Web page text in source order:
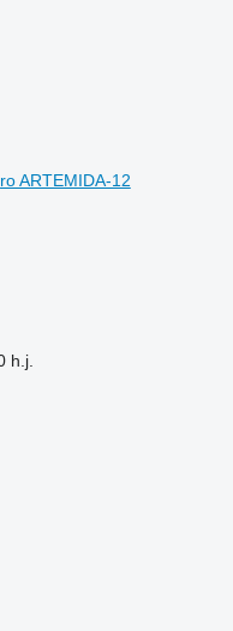
ARTEMIDA-12
h.j.